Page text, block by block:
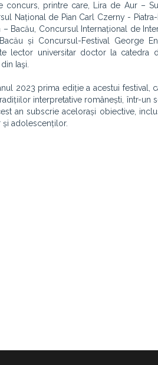
printre care, Lira de Aur –
Național de Pian Carl Czerny -
Bacău, Concursul Internațional de
și Concursul-Festival George
lector universitar doctor la
Iaşi.
2023 prima ediție a acestui festival,
interpretative românești, într-un
an subscrie acelorași obiective,
adolescenților.